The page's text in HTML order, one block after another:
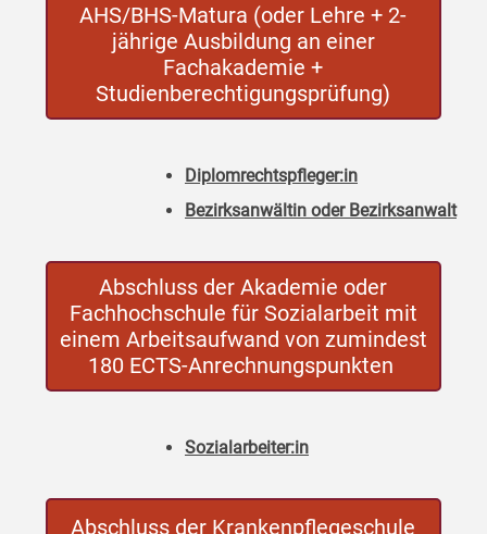
AHS/BHS-Matura (oder Lehre + 2-
jährige Ausbildung an einer
Fachakademie +
Studienberechtigungsprüfung)
Diplomrechtspfleger:in
Bezirksanwältin oder Bezirksanwalt
Abschluss der Akademie oder
Fachhochschule für Sozialarbeit mit
einem Arbeitsaufwand von zumindest
180 ECTS-Anrechnungspunkten
Sozialarbeiter:in
Abschluss der Krankenpflegeschule